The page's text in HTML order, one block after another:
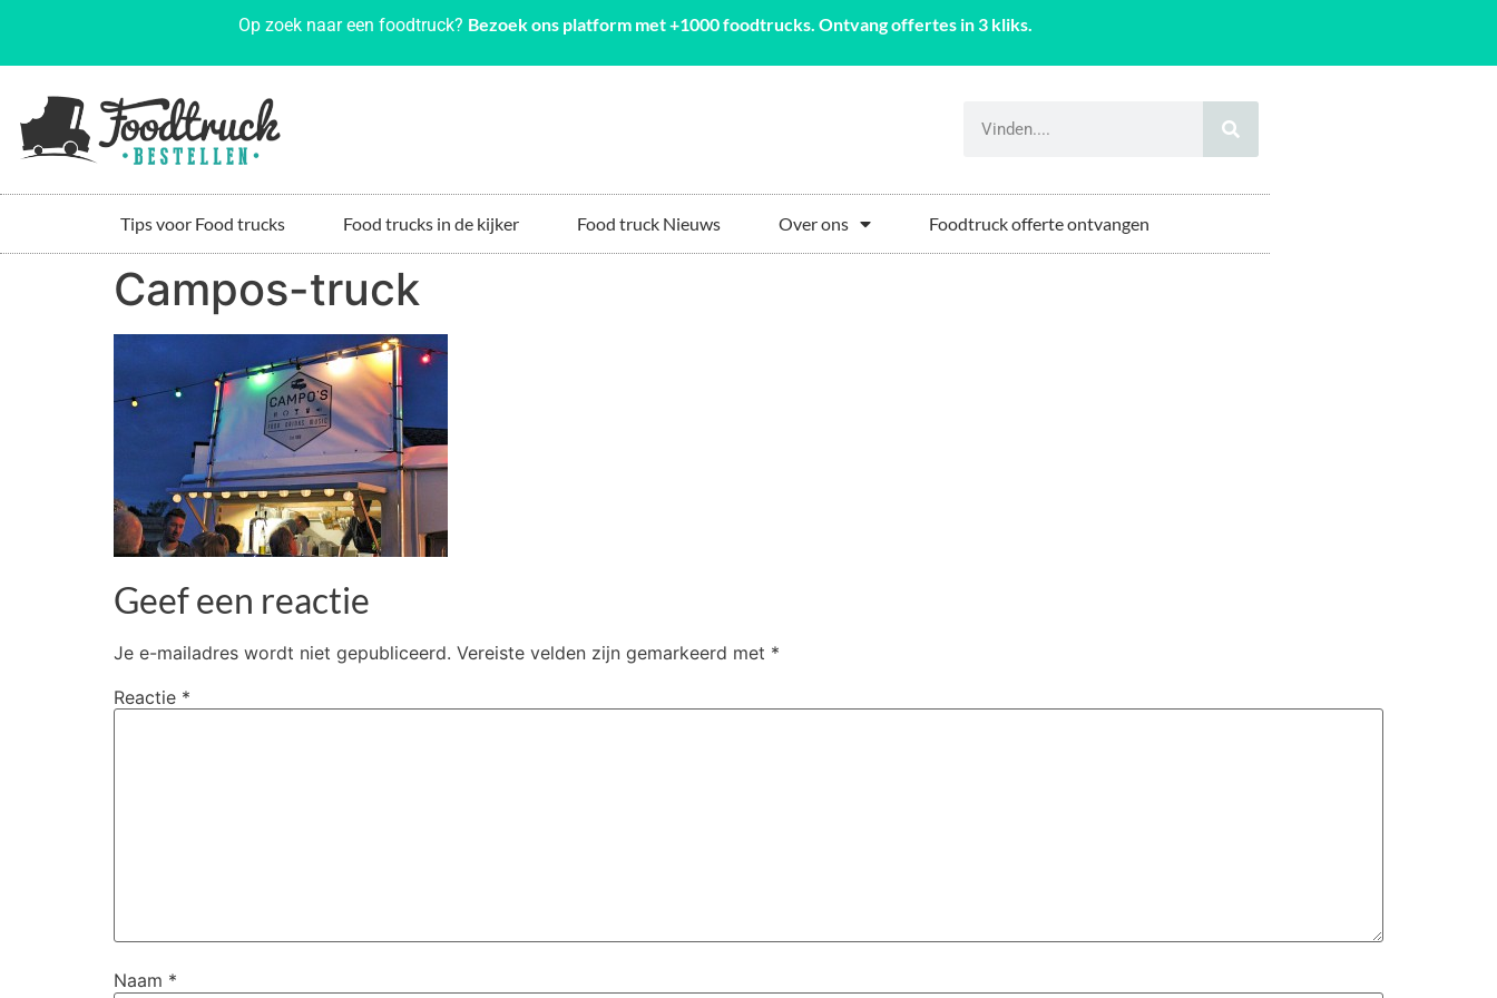
Op zoek naar een foodtruck? Bezoek ons platform met +1000 foodtrucks. Ontvang offertes in 3 kliks.
Tips voor Food trucks Food trucks in de kijker Food truck Nieuws Over ons Foodtruck offerte ontvangen
Campos-truck
Geef een reactie
Je e-mailadres wordt niet gepubliceerd. Vereiste velden zijn gemarkeerd met *
Reactie *
Naam *